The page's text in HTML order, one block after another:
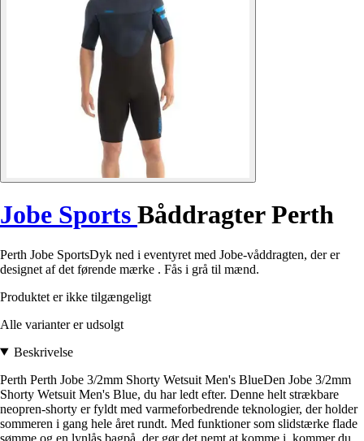
Jobe Sports Båddragter Perth
Perth Jobe SportsDyk ned i eventyret med Jobe-våddragten, der er
designet af det førende mærke . Fås i grå til mænd.
Produktet er ikke tilgængeligt
Alle varianter er udsolgt
Beskrivelse
Perth Perth Jobe 3/2mm Shorty Wetsuit Men's BlueDen Jobe 3/2mm
Shorty Wetsuit Men's Blue, du har ledt efter. Denne helt strækbare
neopren-shorty er fyldt med varmeforbedrende teknologier, der holder
sommeren i gang hele året rundt. Med funktioner som slidstærke flade
sømme og en lynlås bagpå, der gør det nemt at komme i, kommer du